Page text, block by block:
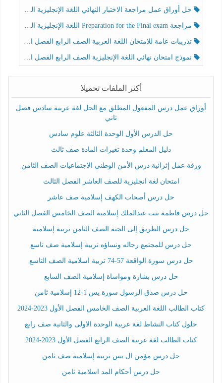
حل أوراق عمل مراجعة الاختبار النهائي اللغة الإنجليزية الصف الرابع الفصل الثالث
مراجعة Preparation for the Final exam اللغة الإنجليزية الصف الرابع الفصل الثالث
تدريبات عامة للامتحان اللغة العربية الصف الرابع الفصل الثالث
نموذج امتحان نهائي اللغة الإنجليزية الصف الرابع الفصل الثالث
أكثر الملفات تحميلا
أوراق عمل درس المفعول المطلق مع الحل لغة عربية سادس فصل
ثاني
حل الدرس الأول الوحدة الثالثة علوم سادس
دليل المعلم وحدة تغيرات المادة صف ثالث
ورقة عمل إثرائية درس الأمن الوطني الاجتماعيات الصف الثامن
امتحان لغة انجليزية للصف العاشر الفصل الثالث
حل درس أصحاب الكهف إسلامية صف عاشر
حل درس فاطمة بنت عبدالملك إسلامية الصف الخامس الفصل الثاني
حل درس الطريق إلى الجنة الصف الثامن تربية إسلامية
حل درس للمجتمع رجاله ونساؤه تربية إسلامية صف تاسع
حل درس سورة الواقعة 57-74 تربية اسلامية الصف التاسع
حل درس بشارة ومواساة إسلامية الصف السابع
حل درس صدق الرسول سورة يس 1-12 إسلامية ثامن
كتاب الطالب اللغة العربية الصف الخامس الفصل الأول 2023-2024
حلول كتاب النشاط لغة عربية الوحدة الاولى والثانية صف رابع
كتاب الطالب لغة عربية الصف الرابع الفصل الأول 2023-2024
حل درس مؤمن ال يس تربية إسلامية صف ثامن
حل درس أحكام المد اسلامية ثامن